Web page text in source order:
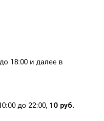
18:00 и далее в
до 22:00, 10 руб.